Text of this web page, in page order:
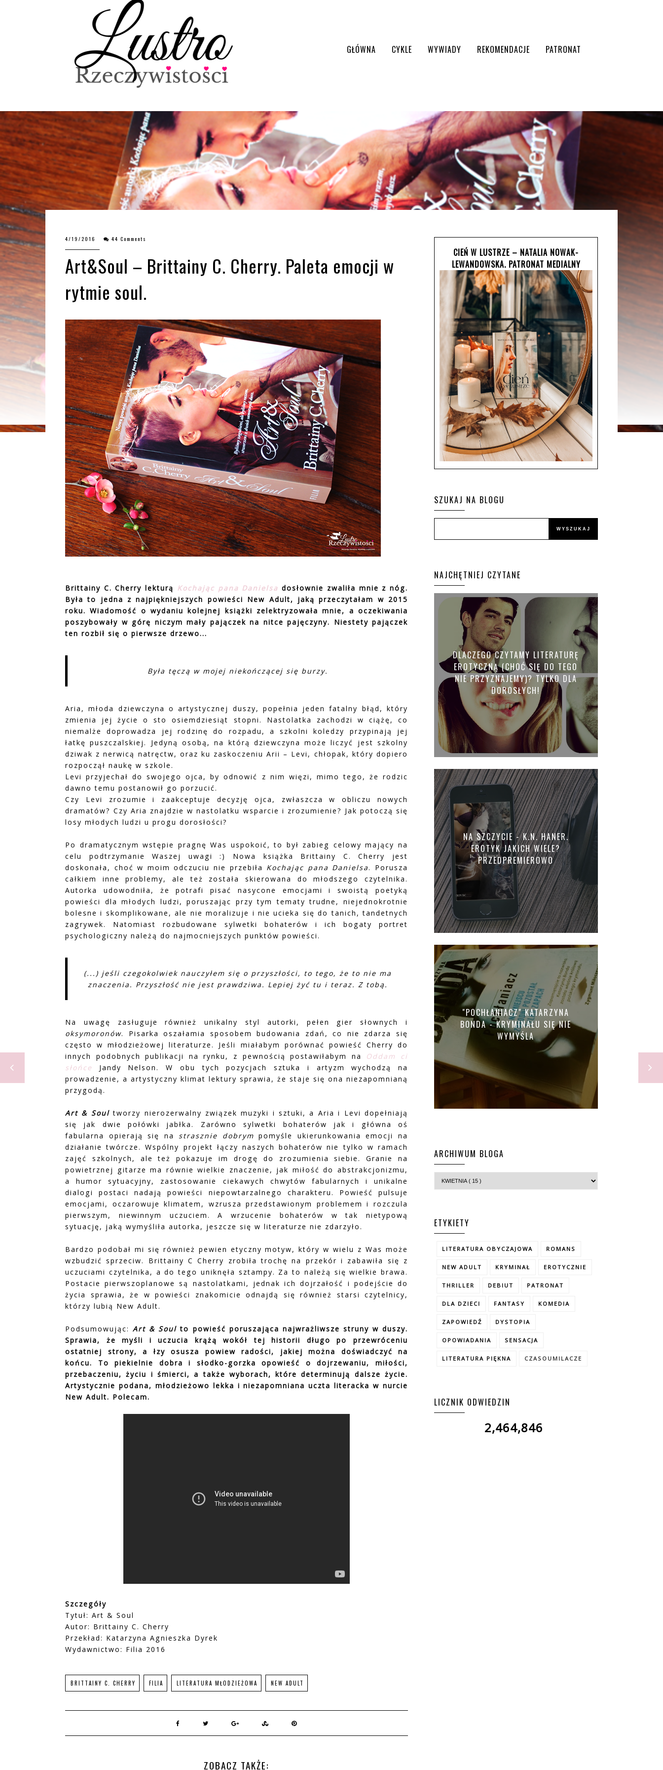
GŁÓWNA CYKLE WYWIADY REKOMENDACJE PATRONAT
4/19/2016 44 Comments
Art&Soul – Brittainy C. Cherry. Paleta emocji w
rytmie soul.
Brittainy C. Cherry lekturą Kochając pana Danielsa dosłownie zwaliła mnie z nóg.
Była to jedna z najpiękniejszych powieści New Adult, jaką przeczytałam w 2015
roku. Wiadomość o wydaniu kolejnej książki zelektryzowała mnie, a oczekiwania
poszybowały w górę niczym mały pajączek na nitce pajęczyny. Niestety pajączek
ten rozbił się o pierwsze drzewo...
Była tęczą w mojej niekończącej się burzy.
Aria, młoda dziewczyna o artystycznej duszy, popełnia jeden fatalny błąd, który
zmienia jej życie o sto osiemdziesiąt stopni. Nastolatka zachodzi w ciążę, co
niemalże doprowadza jej rodzinę do rozpadu, a szkolni koledzy przypinają jej
łatkę puszczalskiej. Jedyną osobą, na którą dziewczyna może liczyć jest szkolny
dziwak z nerwicą natręctw, oraz ku zaskoczeniu Arii – Levi, chłopak, który dopiero
rozpoczął naukę w szkole.
Levi przyjechał do swojego ojca, by odnowić z nim więzi, mimo tego, że rodzic
dawno temu postanowił go porzucić.
Czy Levi zrozumie i zaakceptuje decyzję ojca, zwłaszcza w obliczu nowych
dramatów? Czy Aria znajdzie w nastolatku wsparcie i zrozumienie? Jak potoczą się
losy młodych ludzi u progu dorosłości?
Po dramatycznym wstępie pragnę Was uspokoić, to był zabieg celowy mający na
celu podtrzymanie Waszej uwagi :) Nowa książka Brittainy C. Cherry jest
doskonała, choć w moim odczuciu nie przebiła Kochając pana Danielsa. Porusza
całkiem inne problemy, ale też została skierowana do młodszego czytelnika.
Autorka udowodniła, że potrafi pisać nasycone emocjami i swoistą poetyką
powieści dla młodych ludzi, poruszając przy tym tematy trudne, niejednokrotnie
bolesne i skomplikowane, ale nie moralizuje i nie ucieka się do tanich, tandetnych
zagrywek. Natomiast rozbudowane sylwetki bohaterów i ich bogaty portret
psychologiczny należą do najmocniejszych punktów powieści.
(...) jeśli czegokolwiek nauczyłem się o przyszłości, to tego, że to nie ma
znaczenia. Przyszłość nie jest prawdziwa. Lepiej żyć tu i teraz. Z tobą.
Na uwagę zasługuje również unikalny styl autorki, pełen gier słownych i
oksymoronów. Pisarka oszałamia sposobem budowania zdań, co nie zdarza się
często w młodzieżowej literaturze. Jeśli miałabym porównać powieść Cherry do
innych podobnych publikacji na rynku, z pewnością postawiłabym na Oddam ci
słońce
Jandy Nelson. W obu tych pozycjach sztuka i artyzm wychodzą na
prowadzenie, a artystyczny klimat lektury sprawia, że staje się ona niezapomnianą
przygodą.
Art & Soultworzy nierozerwalny związek muzyki i sztuki, a Aria i Levi dopełniają
się jak dwie połówki jabłka. Zarówno sylwetki bohaterów jak i główna oś
fabularna opierają się na strasznie dobrym pomyśle ukierunkowania emocji na
działanie twórcze. Wspólny projekt łączy naszych bohaterów nie tylko w ramach
zajęć szkolnych, ale też pokazuje im drogę do zrozumienia siebie. Granie na
powietrznej gitarze ma równie wielkie znaczenie, jak miłość do abstrakcjonizmu,
a humor sytuacyjny, zastosowanie ciekawych chwytów fabularnych i unikalne
dialogi postaci nadają powieści niepowtarzalnego charakteru. Powieść pulsuje
emocjami, oczarowuje klimatem, wzrusza przedstawionym problemem i rozczula
pierwszym, niewinnym uczuciem. A wrzucenie bohaterów w tak nietypową
sytuację, jaką wymyśliła autorka, jeszcze się w literaturze nie zdarzyło.
Bardzo podobał mi się również pewien etyczny motyw, który w wielu z Was może
wzbudzić sprzeciw. Brittainy C Cherry zrobiła trochę na przekór i zabawiła się z
uczuciami czytelnika, a do tego uniknęła sztampy. Za to należą się wielkie brawa.
Postacie pierwszoplanowe są nastolatkami, jednak ich dojrzałość i podejście do
życia sprawia, że w powieści znakomicie odnajdą się również starsi czytelnicy,
którzy lubią New Adult.
Podsumowując:Art & Soul to powieść poruszająca najwrażliwsze struny w duszy.
Sprawia, że myśli i uczucia krążą wokół tej historii długo po przewróceniu
ostatniej strony, a łzy osusza powiew radości, jakiej można doświadczyć na
końcu. To piekielnie dobra i słodko-gorzka opowieść o dojrzewaniu, miłości,
przebaczeniu, życiu i śmierci, a także wyborach, które determinują dalsze życie.
Artystycznie podana, młodzieżowo lekka i niezapomniana uczta literacka w nurcie
New Adult. Polecam.
Szczegóły
Tytuł: Art & Soul
Autor: Brittainy C. Cherry
Przekład: Katarzyna Agnieszka Dyrek
Wydawnictwo: Filia 2016
BRITTAINY C. CHERRY FILIA LITERATURA MŁODZIEŻOWA NEW ADULT
ZOBACZ TAKŻE:
CIEŃ W LUSTRZE – NATALIA NOWAK-
LEWANDOWSKA. PATRONAT MEDIALNY
SZUKAJ NA BLOGU
NAJCHĘTNIEJ CZYTANE
DLACZEGO CZYTAMY LITERATURĘ
EROTYCZNĄ (CHOĆ SIĘ DO TEGO
NIE PRZYZNAJEMY)? TYLKO DLA
DOROSŁYCH!
NA SZCZYCIE - K.N. HANER.
EROTYK JAKICH WIELE?
PRZEDPREMIEROWO
"POCHŁANIACZ" KATARZYNA
BONDA - KRYMINAŁU SIĘ NIE
WYMYŚLA
ARCHIWUM BLOGA
ETYKIETY
LITERATURA OBYCZAJOWA ROMANS
NEW ADULT KRYMINAŁ EROTYCZNIE
THRILLER DEBIUT PATRONAT
DLA DZIECI FANTASY KOMEDIA
ZAPOWIEDŹ DYSTOPIA
OPOWIADANIA SENSACJA
LITERATURA PIĘKNA CZASOUMILACZE
LICZNIK ODWIEDZIN
2,464,846